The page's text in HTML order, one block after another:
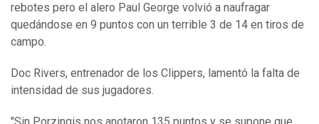
rebotes pero el alero Paul George volvió a naufragar
quedándose en 9 puntos con un terrible 3 de 14 en tiros de
campo.
Doc Rivers, entrenador de los Clippers, lamentó la falta de
intensidad de sus jugadores.
"Sin Porzingis nos anotaron 135 puntos y se supone que